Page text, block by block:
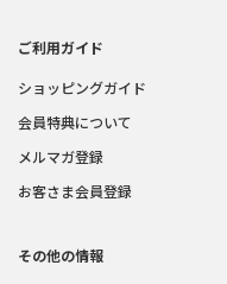
ご利用ガイド
ショッピングガイド
会員特典について
メルマガ登録
お客さま会員登録
その他の情報